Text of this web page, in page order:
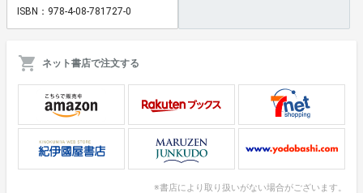
ISBN：978-4-08-781727-0
ネット書店で注文する
※書店により取り扱いがない場合がございます。